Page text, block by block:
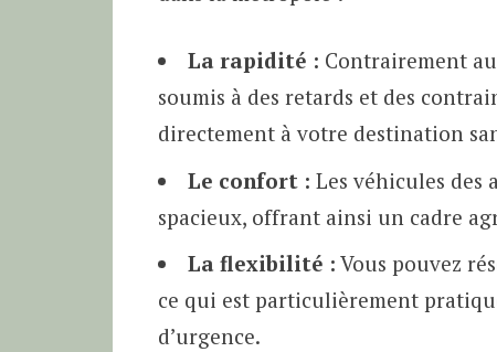
La rapidité : Contrairement
soumis à des retards et des
directement à votre destination
Le confort : Les véhicules des
spacieux, offrant ainsi un cadre
La flexibilité : Vous pouvez
ce qui est particulièrement
d’urgence.